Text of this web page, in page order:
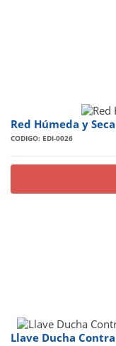
Red Húmeda y
CODIGO: EDI-0026
Llave Ducha